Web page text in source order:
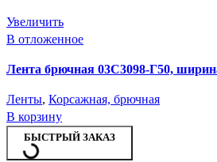
Увеличить
В отложенное
Лента брючная 03С3098-Г50,
Ленты, Корсажная, брючная
В корзину
БЫСТРЫЙ ЗАКАЗ